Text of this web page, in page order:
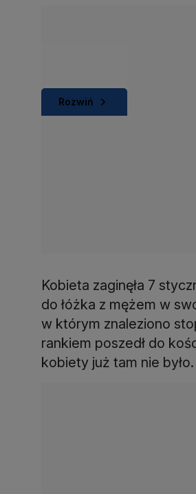
Rozwiń
Kobieta zaginęła 7
do łóżka z mężem w
w którym znaleziono
rankiem poszedł do
kobiety już tam nie było.